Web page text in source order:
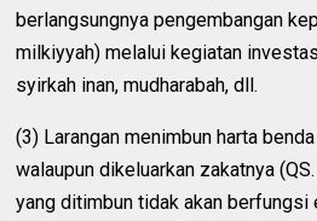
berlangsungnya pengembangan
milkiyyah) melalui kegiatan
syirkah inan, mudharabah, dll.
(3) Larangan menimbun harta
walaupun dikeluarkan zakatnya
yang ditimbun tidak akan berfungsi